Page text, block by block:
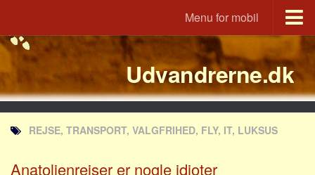
Menu for mobil
Portal
Udvandrerne.dk
Utvandrerne.no
Utvandrarna.se
Tyskland.dk
England.dk
Udvandrerne.dk
REJSE, TRANSPORT, VALGFRIHED, FLY, IT, LUKSUS
Anatolienrejser er nogle idioter